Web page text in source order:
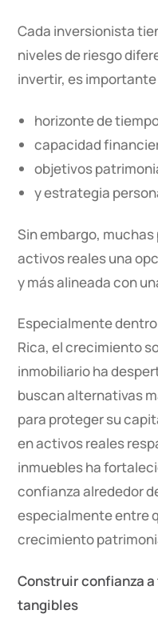
Cada inversionista
niveles de riesgo
invertir, es
horizonte de
capacidad
objetivos
y estrategia
Sin embargo,
activos reales una
y más alineada con
Especialmente
Rica, el crecimiento
inmobiliario ha
buscan alternativas
para proteger su
en activos reales
inmuebles ha
confianza alrededor
especialmente entre
crecimiento
Construir confianza
tangibles